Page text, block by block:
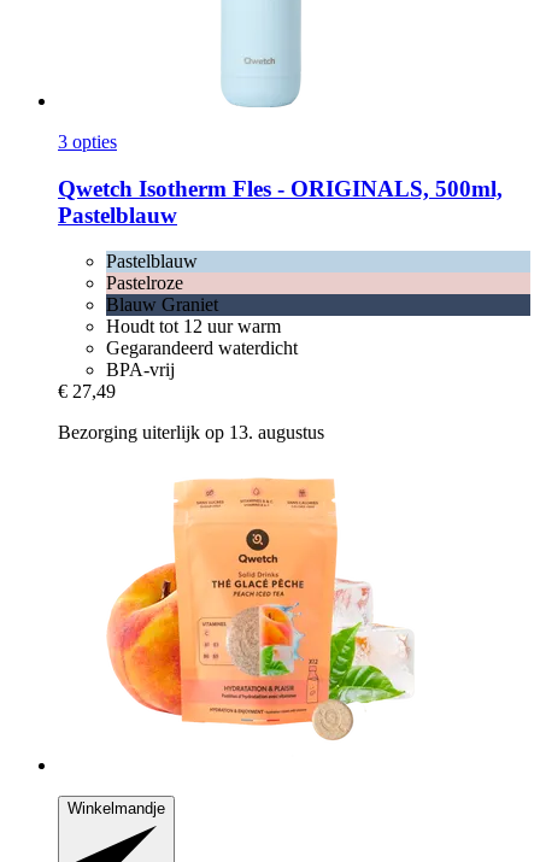
3 opties
Qwetch Isotherm Fles -​ ORIGINALS, 500ml,
Pastelblauw
Pastelblauw
Pastelroze
Blauw Graniet
Houdt tot 12 uur warm
Gegarandeerd waterdicht
BPA-vrij
€ 27,49
Bezorging uiterlijk op 13. augustus
Winkelmandje